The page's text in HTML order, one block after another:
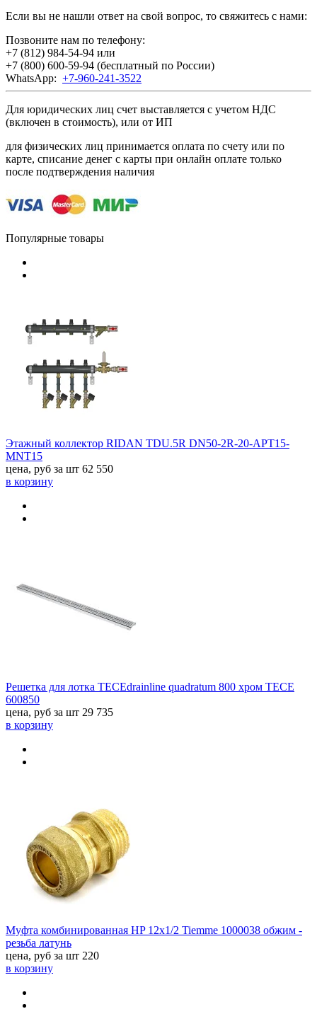
Если вы не нашли ответ на свой вопрос, то свяжитесь с нами:
Позвоните нам по телефону:
+7 (812) 984-54-94 или
+7 (800) 600-59-94 (бесплатный по России)
WhatsApp: +7-960-241-3522
Для юридических лиц счет выставляется с учетом НДС
(включен в стоимость), или от ИП
для физических лиц принимается оплата по счету или по
карте, списание денег с карты при онлайн оплате только
после подтверждения наличия
Популярные товары
Этажный коллектор RIDAN TDU.5R DN50-2R-20-APT15-
MNT15
цена, руб за шт 62 550
в корзину
Решетка для лотка TECEdrainline quadratum 800 хром TECE
600850
цена, руб за шт 29 735
в корзину
Муфта комбинированная HP 12x1/2 Tiemme 1000038 обжим -
резьба латунь
цена, руб за шт 220
в корзину